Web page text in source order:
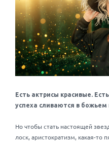
Есть актрисы красивые.
успеха сливаются в
Но чтобы стать настоящей
лоск, аристократизм, какая-то